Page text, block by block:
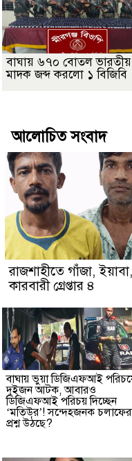
বাঘায় ৬৭০ বোতল ভারতীয়
মাদক জব্দ করলো ১ বিজিবি
আলোচিত সংবাদ
রাজশাহীতে গাঁজা,
কারবারী গ্রেপ্তার ৪
বাঘায় ভুয়া ডিজিএফআই
দুইজন আটক, আবারও
ডিজিএফআই পরিচয় দিচ্ছেন
‘মতিউর’! সন্দেহজনক
প্রশ্ন উঠছে?